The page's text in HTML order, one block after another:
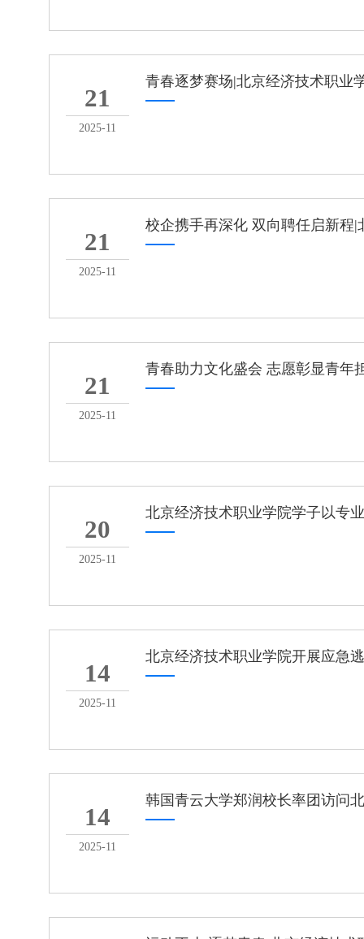
21
2025-11
青春逐梦赛场|北京经济技术职业
21
2025-11
校企携手再深化 双向聘任启新程
21
2025-11
青春助力文化盛会 志愿彰显青年
20
2025-11
北京经济技术职业学院学子以专
14
2025-11
北京经济技术职业学院开展应急
14
2025-11
韩国青云大学郑润校长率团访问